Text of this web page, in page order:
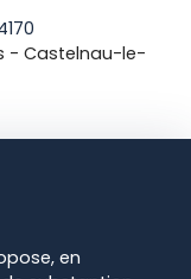
- Castelnau-le-
en